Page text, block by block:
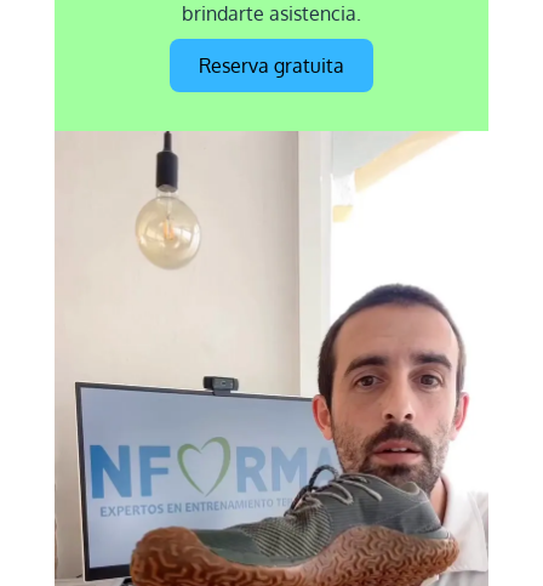
brindarte asistencia.
Reserva gratuita